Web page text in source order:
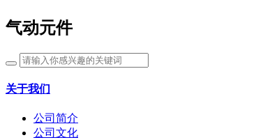
气动元件
关于我们
公司简介
公司文化